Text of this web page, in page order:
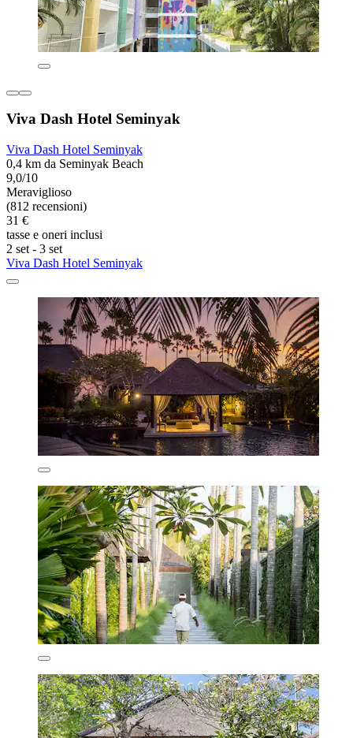
Viva Dash Hotel Seminyak
Viva Dash Hotel Seminyak
0,4 km da Seminyak Beach
9,0/10
Meraviglioso
(812 recensioni)
31 €
tasse e oneri inclusi
2 set - 3 set
Viva Dash Hotel Seminyak